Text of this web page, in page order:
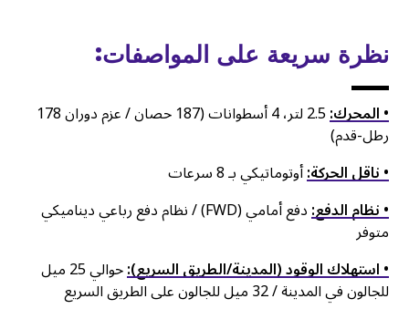
نظرة سريعة على المواصفات:
• المحرك: 2.5 لتر، 4 أسطوانات (187 حصان / عزم دوران 178
رطل-قدم)
• ناقل الحركة:أوتوماتيكي بـ 8 سرعات
• نظام الدفع:
دفع أمامي (FWD) / نظام دفع رباعي ديناميكي
متوفر
• استهلاك الوقود (المدينة/الطريق السريع):
حوالي 25 ميل
للجالون في المدينة / 32 ميل للجالون على الطريق السريع